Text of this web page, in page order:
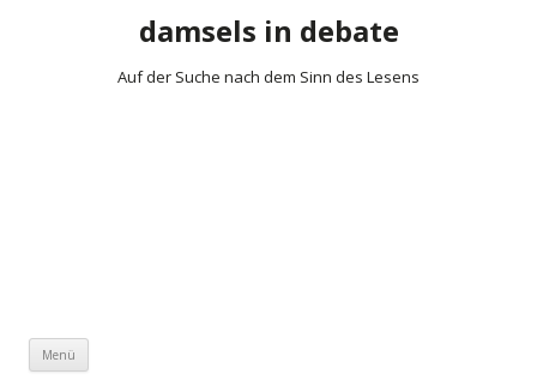
damsels in debate
Auf der Suche nach dem Sinn des Lesens
Menü